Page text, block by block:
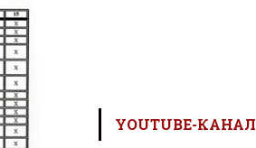
YOUTUBE-КАНАЛ